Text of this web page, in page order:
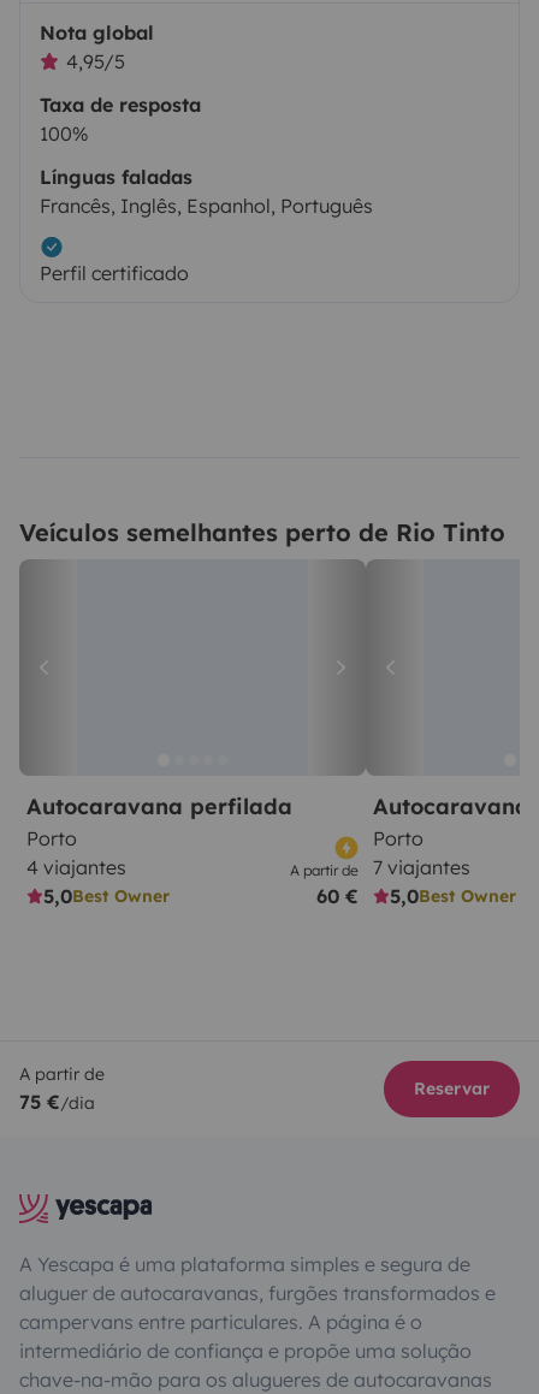
Nota global
4,95/5
Taxa de resposta
100%
Línguas faladas
Francês, Inglês, Espanhol, Português
Perfil certificado
Veículos semelhantes perto de Rio Tinto
Autocaravana perfilada
Porto
4 viajantes
5,0Best Owner
A partir de
60 €
Autocaravana
Porto
7 viajantes
5,0Best Owner
A partir de
75 €/dia
Reservar
A Yescapa é uma plataforma simples e segura de
aluguer de autocaravanas, furgões transformados e
campervans entre particulares. A página é o
intermediário de confiança e propõe uma solução
chave-na-mão para os alugueres de autocaravanas